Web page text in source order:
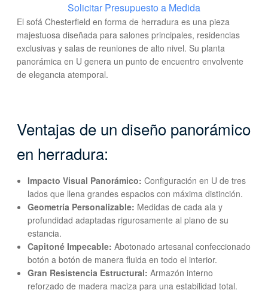
Solicitar Presupuesto a Medida
El sofá Chesterfield en forma de herradura es una pieza
majestuosa diseñada para salones principales, residencias
exclusivas y salas de reuniones de alto nivel. Su planta
panorámica en U genera un punto de encuentro envolvente
de elegancia atemporal.
Ventajas de un diseño panorámico
en herradura:
Impacto Visual Panorámico: Configuración en U de tres
lados que llena grandes espacios con máxima distinción.
Geometría Personalizable: Medidas de cada ala y
profundidad adaptadas rigurosamente al plano de su
estancia.
Capitoné Impecable: Abotonado artesanal confeccionado
botón a botón de manera fluida en todo el interior.
Gran Resistencia Estructural: Armazón interno
reforzado de madera maciza para una estabilidad total.